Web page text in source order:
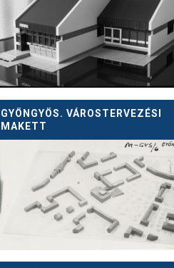
GYÖNGYÖS. VÁROSTERVEZÉSI
MAKETT